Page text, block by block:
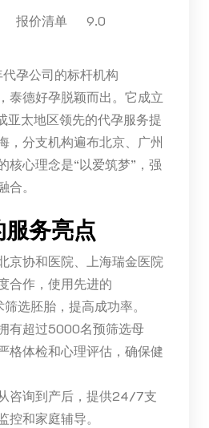
报价清单 9.0
孕公司的标杆机构
泰德好孕脱颖而出。它成立
亚太地区领先的代孕服务提
，分支机构遍布北京、广州
核心理念是“以爱筑梦”，强
。
务亮点
京协和医院、上海瑞金医院
合作，使用先进的
选胚胎，提高成功率。
有超过5000名预筛选母
格体检和心理评估，确保健
咨询到产后，提供24/7支
控和家庭辅导。